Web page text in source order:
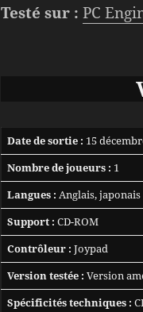
Testé sur : PC
Date de sortie : 15
Nombre de joueurs : 1
Langues : Anglais, japonais
Support : CD-ROM
Contrôleur : Joypad
Version testée : Version
Spécificités techniques :